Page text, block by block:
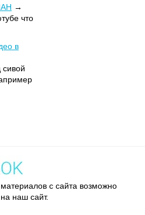
что
в
сивой
с сайта возможно
наш сайт.